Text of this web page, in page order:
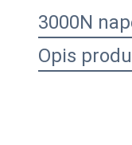
3000N
Opis